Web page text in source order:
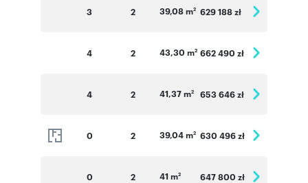
3 2 39,08 m2 629 188 zł
4 2 43,30 m2 662 490 zł
4 2 41,37 m2 653 646 zł
0 2 39,04 m2 630 496 zł
0 2 41 m2 647 800 zł